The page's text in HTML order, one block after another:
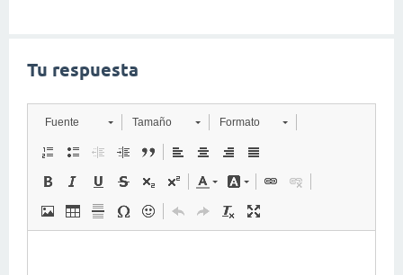
Tu respuesta
Fuente Tamaño Formato